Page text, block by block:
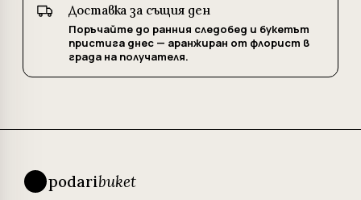
Доставка за същия ден
Поръчайте до ранния следобед и букетът
пристига днес — аранжиран от флорист в
града на получателя.
podaribuket